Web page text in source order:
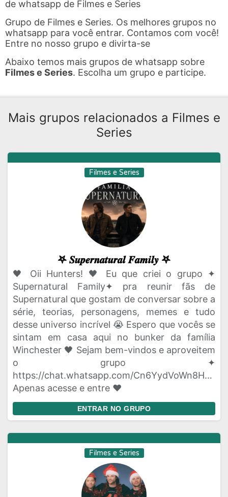
de whatsapp de Filmes e Series
Grupo de Filmes e Series. Os melhores grupos no
whatsapp para você entrar. Contamos com você!
Entre no nosso grupo e divirta-se
Abaixo temos mais grupos de whatsapp sobre
Filmes e Series. Escolha um grupo e participe.
Mais grupos relacionados a Filmes e
Series
Filmes e Series
𖤐 𝑺𝒖𝒑𝒆𝒓𝒏𝒂𝒕𝒖𝒓𝒂𝒍 𝑭𝒂𝒎𝒊𝒍𝒚 𖤐
🖤 Oii Hunters! 🖤 Eu que criei o grupo ✦
Supernatural Family✦ pra reunir fãs de
Supernatural que gostam de conversar sobre a
série, teorias, personagens, memes e tudo
desse universo incrível 😭 Espero que vocês se
sintam em casa aqui no bunker da família
Winchester 🖤 Sejam bem-vindos e aproveitem
o grupo ✦
https://chat.whatsapp.com/
Apenas acesse e entre ❤
ENTRAR NO GRUPO
Filmes e Series